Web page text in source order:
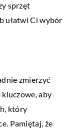
sprzęt
ułatwi Ci wybór
zmierzyć
aby
który
Pamiętaj, że